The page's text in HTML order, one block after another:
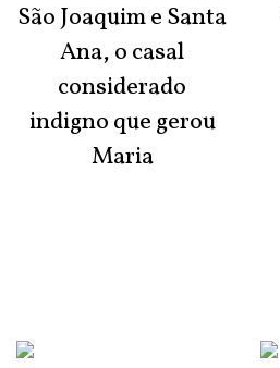
São Joaquim e Santa
Ana, o casal
considerado
indigno que gerou
Maria